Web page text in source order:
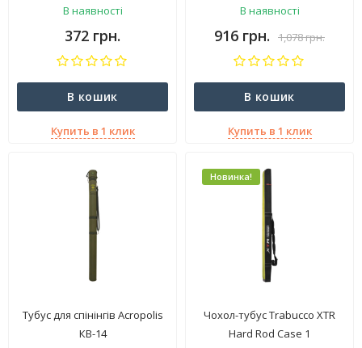
В наявності
372 грн.
В кошик
Купить в 1 клик
В наявності
916 грн. 1,078 грн.
В кошик
Купить в 1 клик
Тубус для спінінгів Acropolis
КВ-14
Новинка!
Чохол-тубус Trabucco XTR
Hard Rod Case 1